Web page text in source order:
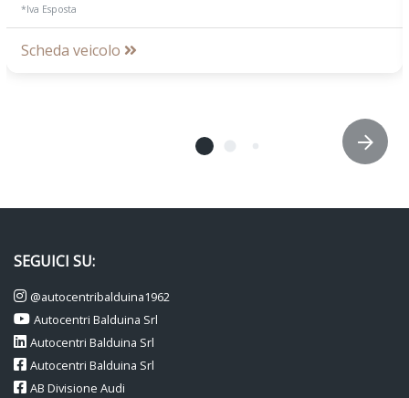
*Iva Esposta
Scheda veicolo
SEGUICI SU:
@autocentribalduina1962
Autocentri Balduina Srl
Autocentri Balduina Srl
Autocentri Balduina Srl
AB Divisione Audi